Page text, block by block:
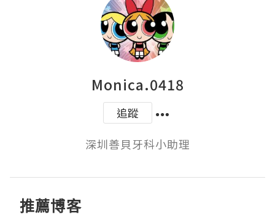
Monica.0418
追蹤
深圳善貝牙科小助理
推薦博客